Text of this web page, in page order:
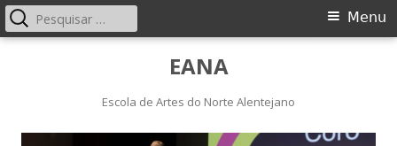
EANA
Escola de Artes do Norte Alentejano
Menu
principal
Menu
Pesquisar
por: